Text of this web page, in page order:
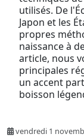
utilisés. De
Japon et les
propres
naissance à
article, nous
principales
un accent
boisson
vendredi 1